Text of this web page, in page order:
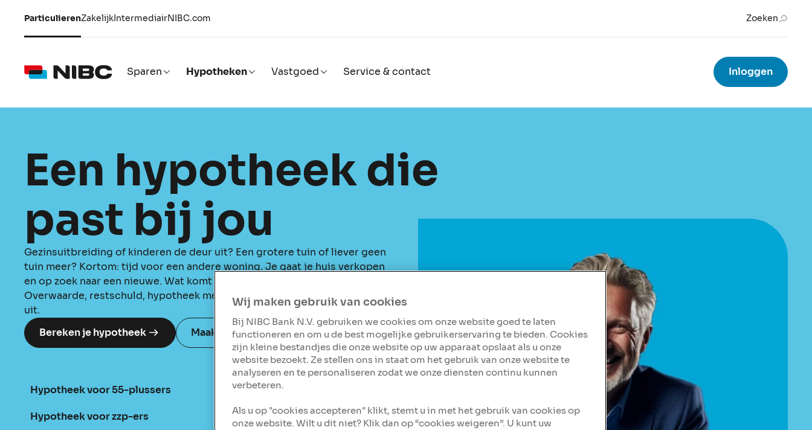
ParticulierenZakelijkIntermediairNIBC.com Zoeken
Sparen Hypotheken Vastgoed Service & contact Inloggen
Een hypotheek die
past bij jou
Gezinsuitbreiding of kinderen de deur uit? Een grotere tuin of liever geen
tuin meer? Kortom: tijd voor een andere woning. Je gaat je huis verkopen
en op zoek naar een nieuwe. Wat komt daar ook alweer allemaal bij kijken?
Overwaarde, restschuld, hypotheek meenemen…we leggen het je graag
uit.
Bereken je hypotheek
Maak een afspraak
Hypotheek voor 55-plussers
Hypotheek voor zzp-ers
Wij maken gebruik van cookies
Bij NIBC Bank N.V. gebruiken we cookies om onze website goed te laten
functioneren en om u de best mogelijke gebruikerservaring te bieden. Cookies
zijn kleine bestandjes die onze website op uw apparaat opslaat als u onze
website bezoekt. Ze stellen ons in staat om het gebruik van onze website te
analyseren en te personaliseren zodat we onze diensten continu kunnen
verbeteren.
Als u op "cookies accepteren" klikt, stemt u in met het gebruik van cookies op
onze website. Wilt u dit niet? Klik dan op “cookies weigeren”. U kunt uw